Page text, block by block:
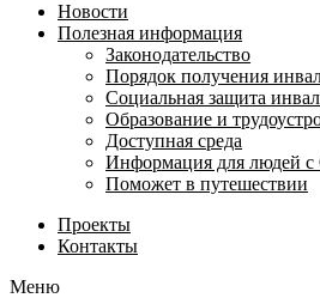
Новости
Полезная информация
Законодательство
Порядок получения
Социальная защита
Образование и
Доступная среда
Информация для людей
Поможет в путешествии
Проекты
Контакты
Меню